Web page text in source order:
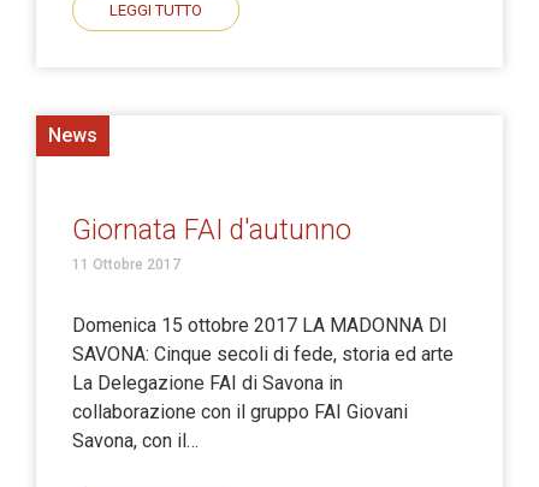
LEGGI TUTTO
News
Giornata FAI d'autunno
11 Ottobre 2017
Domenica 15 ottobre 2017 LA MADONNA DI
SAVONA: Cinque secoli di fede, storia ed arte
La Delegazione FAI di Savona in
collaborazione con il gruppo FAI Giovani
Savona, con il…